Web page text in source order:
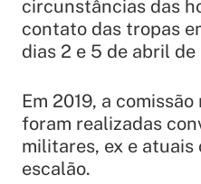
circunstâncias das
contato das tropas
dias 2 e 5 de abril de
Em 2019, a
foram realizadas
militares, ex e
escalão.